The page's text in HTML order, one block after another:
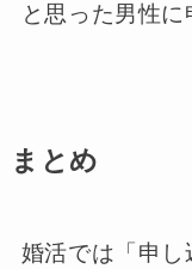
と思った男性に
まとめ
婚活では「申し